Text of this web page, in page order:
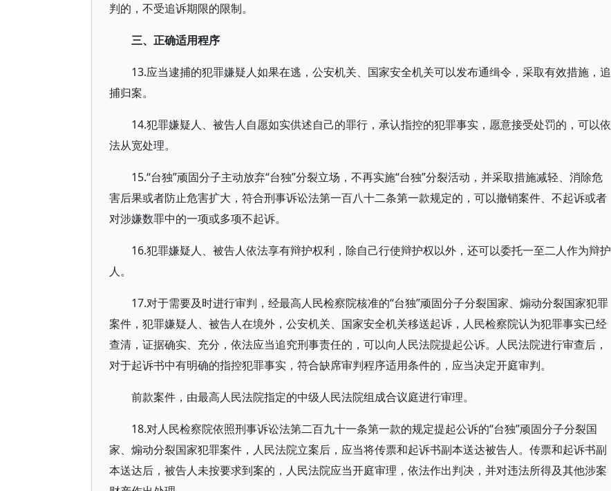
判的，不受追诉期限的限制。
三、正确适用程序
13.应当逮捕的犯罪嫌疑人如果在逃，公安机关、国家安全机关可以发布通缉令，采取有效措施，追
捕归案。
14.犯罪嫌疑人、被告人自愿如实供述自己的罪行，承认指控的犯罪事实，愿意接受处罚的，可以依
法从宽处理。
15.“台独”顽固分子主动放弃“台独”分裂立场，不再实施“台独”分裂活动，并采取措施减轻、消除危
害后果或者防止危害扩大，符合刑事诉讼法第一百八十二条第一款规定的，可以撤销案件、不起诉或者
对涉嫌数罪中的一项或多项不起诉。
16.犯罪嫌疑人、被告人依法享有辩护权利，除自己行使辩护权以外，还可以委托一至二人作为辩护
人。
17.对于需要及时进行审判，经最高人民检察院核准的“台独”顽固分子分裂国家、煽动分裂国家犯罪
案件，犯罪嫌疑人、被告人在境外，公安机关、国家安全机关移送起诉，人民检察院认为犯罪事实已经
查清，证据确实、充分，依法应当追究刑事责任的，可以向人民法院提起公诉。人民法院进行审查后，
对于起诉书中有明确的指控犯罪事实，符合缺席审判程序适用条件的，应当决定开庭审判。
前款案件，由最高人民法院指定的中级人民法院组成合议庭进行审理。
18.对人民检察院依照刑事诉讼法第二百九十一条第一款的规定提起公诉的“台独”顽固分子分裂国
家、煽动分裂国家犯罪案件，人民法院立案后，应当将传票和起诉书副本送达被告人。传票和起诉书副
本送达后，被告人未按要求到案的，人民法院应当开庭审理，依法作出判决，并对违法所得及其他涉案